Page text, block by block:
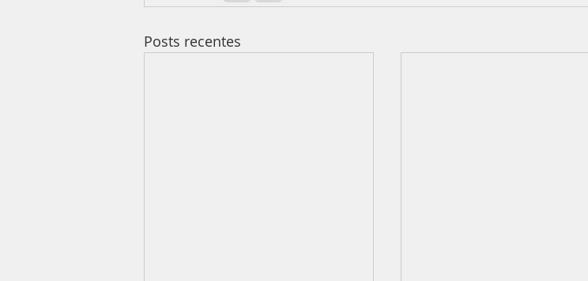
Posts recentes